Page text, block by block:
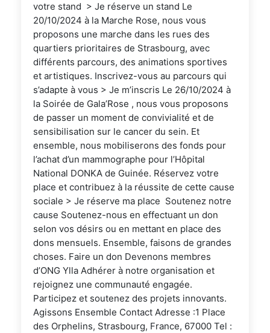
votre stand > Je réserve un stand Le
20/10/2024 à la Marche Rose, nous vous
proposons une marche dans les rues des
quartiers prioritaires de Strasbourg, avec
différents parcours, des animations sportives
et artistiques. Inscrivez-vous au parcours qui
s’adapte à vous > Je m’inscris Le 26/10/2024 à
la Soirée de Gala’Rose , nous vous proposons
de passer un moment de convivialité et de
sensibilisation sur le cancer du sein. Et
ensemble, nous mobiliserons des fonds pour
l’achat d’un mammographe pour l’Hôpital
National DONKA de Guinée. Réservez votre
place et contribuez à la réussite de cette cause
sociale > Je réserve ma place Soutenez notre
cause Soutenez-nous en effectuant un don
selon vos désirs ou en mettant en place des
dons mensuels. Ensemble, faisons de grandes
choses. Faire un don Devenons membres
d’ONG Ylla Adhérer à notre organisation et
rejoignez une communauté engagée.
Participez et soutenez des projets innovants.
Agissons Ensemble Contact Adresse :1 Place
des Orphelins, Strasbourg, France, 67000 Tel :